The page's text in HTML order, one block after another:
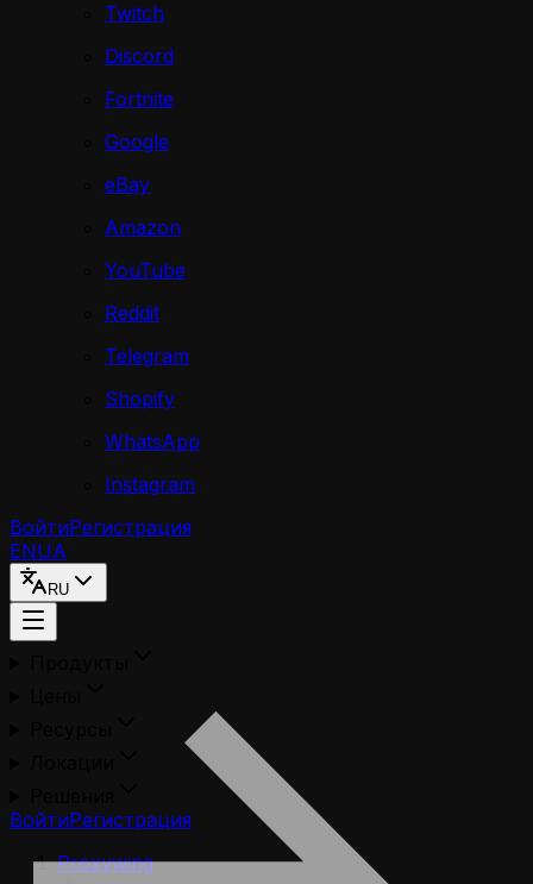
Twitch
Discord
Fortnite
Google
eBay
Amazon
YouTube
Reddit
Telegram
Shopify
WhatsApp
Instagram
ВойтиРегистрация
ENUA
RU
ВойтиРегистрация
Proxywing